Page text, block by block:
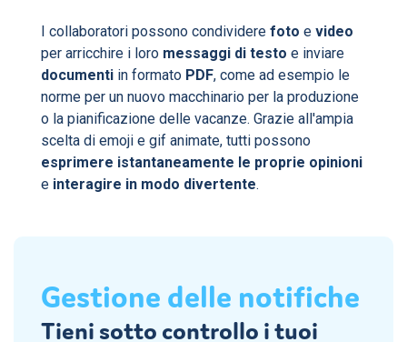
I collaboratori possono condividere foto e video
per arricchire i loro messaggi di testo e inviare
documenti in formato PDF, come ad esempio le
norme per un nuovo macchinario per la produzione
o la pianificazione delle vacanze. Grazie all'ampia
scelta di emoji e gif animate, tutti possono
esprimere istantaneamente le proprie opinioni
e interagire in modo divertente.
Gestione delle notifiche
Tieni sotto controllo i tuoi